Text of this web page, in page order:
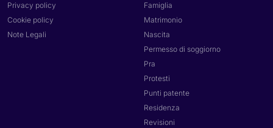
Privacy policy
Cookie policy
Note Legali
Famiglia
Matrimonio
Nascita
Permesso di soggiorno
Pra
Protesti
Punti patente
Residenza
Revisioni